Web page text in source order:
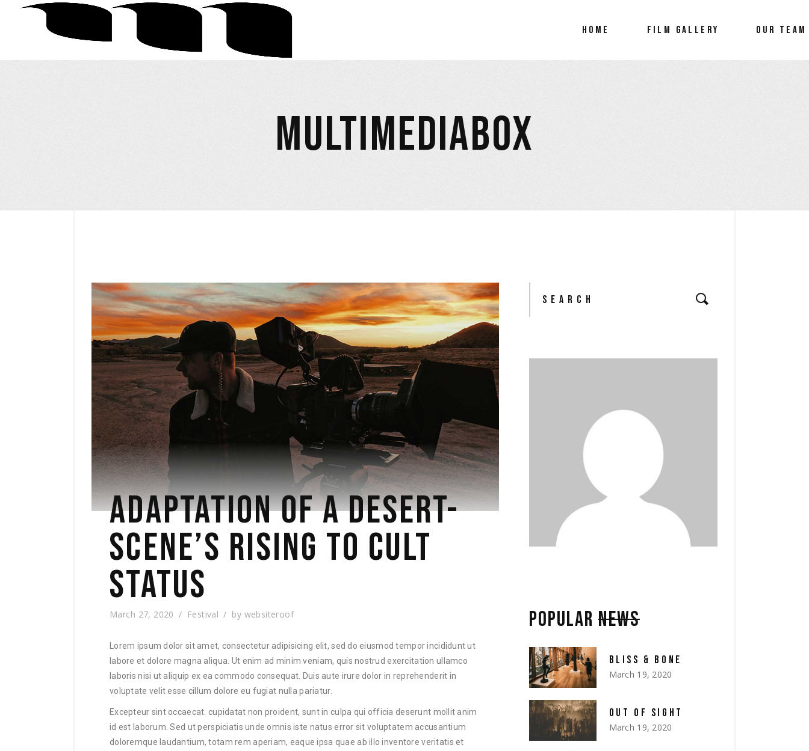
HOME FILM GALLERY OUR TEAM
MULTIMEDIABOX
ADAPTATION OF A DESERT-
SCENE’S RISING TO CULT
STATUS
March 27, 2020 Festival by websiteroof
Lorem ipsum dolor sit amet, consectetur adipisicing elit, sed do eiusmod tempor incididunt ut
labore et dolore magna aliqua. Ut enim ad minim veniam, quis nostrud exercitation ullamco
laboris nisi ut aliquip ex ea commodo consequat. Duis aute irure dolor in reprehenderit in
voluptate velit esse cillum dolore eu fugiat nulla pariatur.
Excepteur sint occaecat. cupidatat non proident, sunt in culpa qui officia deserunt mollit anim
id est laborum. Sed ut perspiciatis unde omnis iste natus error sit voluptatem accusantium
doloremque laudantium, totam rem aperiam, eaque ipsa quae ab illo inventore veritatis et
POPULARNEWS
BLISS & BONE
March 19, 2020
OUT OF SIGHT
March 19, 2020